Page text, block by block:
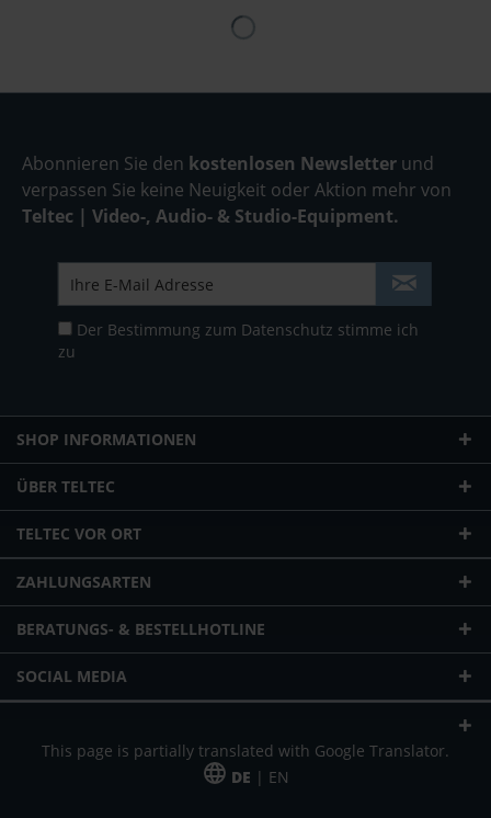
Abonnieren Sie den kostenlosen Newsletter und
verpassen Sie keine Neuigkeit oder Aktion mehr von
Teltec | Video-, Audio- & Studio-Equipment.
Der Bestimmung zum Datenschutz stimme ich
zu
SHOP INFORMATIONEN
ÜBER TELTEC
TELTEC VOR ORT
ZAHLUNGSARTEN
BERATUNGS- & BESTELLHOTLINE
SOCIAL MEDIA
This page is partially translated with Google Translator.
DE | EN